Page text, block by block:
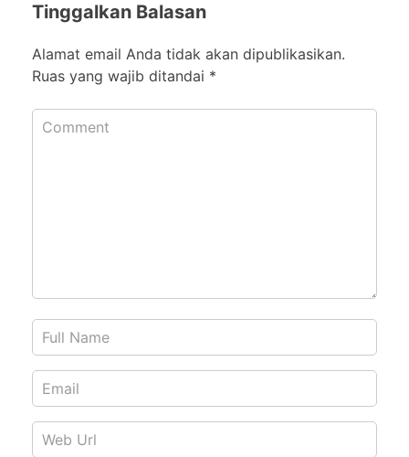
Tinggalkan Balasan
Alamat email Anda tidak akan dipublikasikan.
Ruas yang wajib ditandai *